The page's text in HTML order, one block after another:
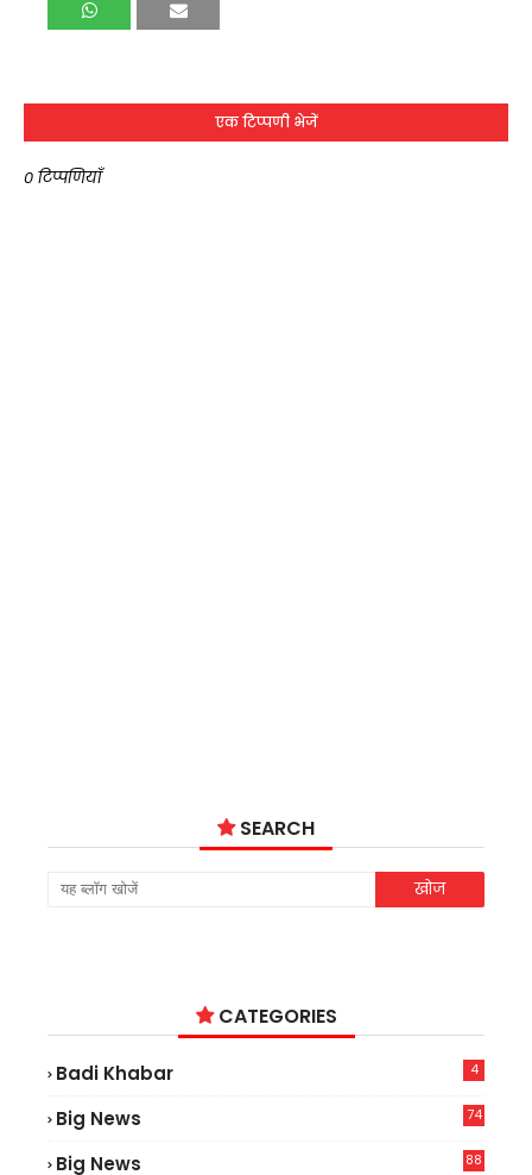
एक टिप्पणी भेजें
0 टिप्पणियाँ
SEARCH
CATEGORIES
Badi Khabar 4
Big News
74
Big News
88